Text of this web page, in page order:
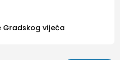
Gradskog vijeća